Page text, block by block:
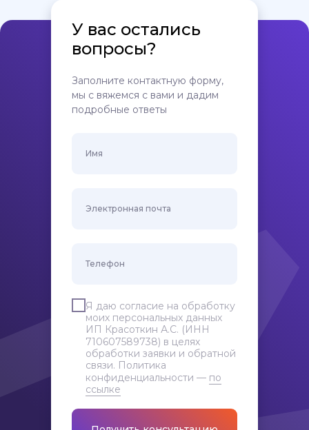
Имя
Электронная почта
Телефон
Я даю согласие на обработку
моих персональных данных
ИП Красоткин А.С. (ИНН
710607589738) в целях
обработки заявки и обратной
связи. Политика
конфиденциальности — по
ссылке
Заполните контактную форму,
мы с вяжемся с вами и дадим
подробные ответы
У вас остались
вопросы?